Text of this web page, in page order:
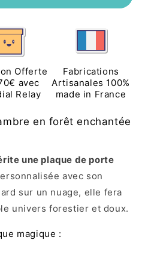
Offerte
avec
Relay
Fabrications
Artisanales 100%
made in France
en forêt enchantée
une plaque de porte
avec son
sur un nuage, elle fera
univers forestier et doux.
magique :